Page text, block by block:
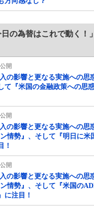
の為替はこれで動く！
開
の影響と更なる実施への思
て『米国の金融政策への思
開
の影響と更なる実施への思
情勢』、そして『明日に米
！
開
の影響と更なる実施への思
情勢』、そして『米国の
に注目！